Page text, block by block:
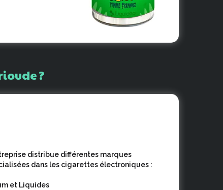
?
distribue différentes marques
dans les cigarettes électroniques :
et Liquides